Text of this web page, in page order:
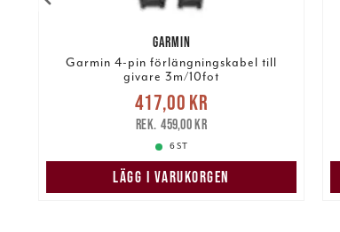
GARMIN
Garmin 4-pin förlängningskabel till
givare 3m/10fot
Nuvarande pris
Tidigare pris
417,00 kr
459,00 kr
6 ST
LÄGG I VARUKORGEN